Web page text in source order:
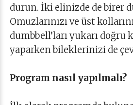
durun. İki elinizde de birer
Omuzlarınızı ve üst
dumbbell’ları yukarı doğru
yaparken bileklerinizi de
Program nasıl yapılmalı?